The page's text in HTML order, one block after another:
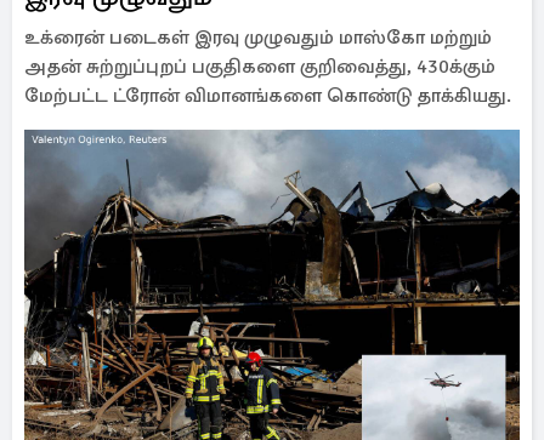
உக்ரைன் படைகள் இரவு முழுவதும் மாஸ்கோ மற்றும்
அதன் சுற்றுப்புறப் பகுதிகளை குறிவைத்து, 430க்கும்
மேற்பட்ட ட்ரோன் விமானங்களை கொண்டு தாக்கியது.